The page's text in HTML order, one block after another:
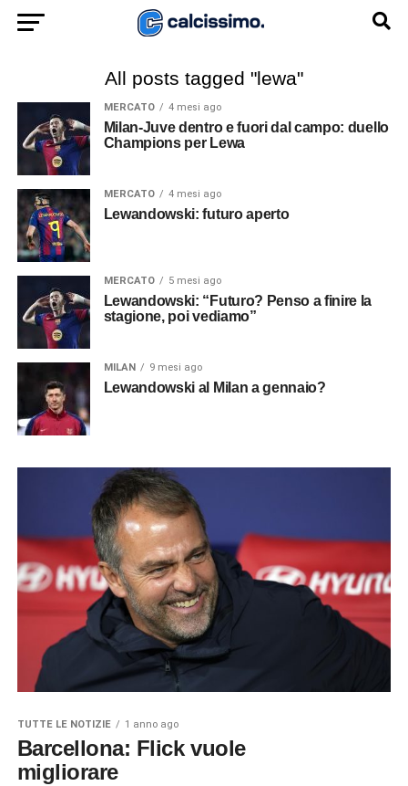
All posts tagged "lewa"
MERCATO 4 mesi ago
Milan-Juve dentro e fuori dal campo: duello
Champions per Lewa
MERCATO 4 mesi ago
Lewandowski: futuro aperto
MERCATO 5 mesi ago
Lewandowski: “Futuro? Penso a finire la
stagione, poi vediamo”
MILAN 9 mesi ago
Lewandowski al Milan a gennaio?
TUTTE LE NOTIZIE 1 anno ago
Barcellona: Flick vuole
migliorare